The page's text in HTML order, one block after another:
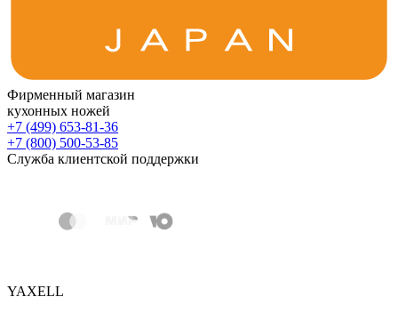
Фирменный магазин
кухонных ножей
+7 (499) 653-81-36
+7 (800) 500-53-85
Служба клиентской поддержки
YAXELL